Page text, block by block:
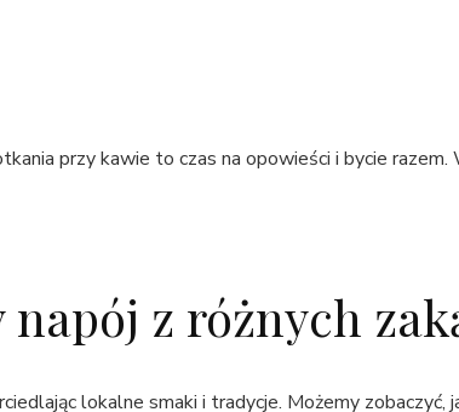
przy kawie to czas na opowieści i bycie
napój z różnych
lokalne smaki i tradycje. Możemy